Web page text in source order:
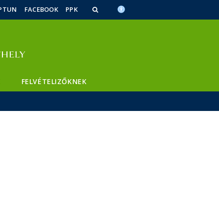
FACEBOOK PPK
FELVÉTELIZŐKNEK